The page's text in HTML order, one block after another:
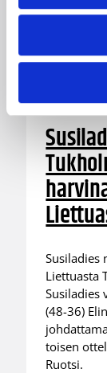
Susiladies
Liettuasta
Susiladies
(48-36)
toisen
Ruotsi.